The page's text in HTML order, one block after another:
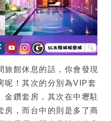
旅館休息的話，你會發現
呢！其次的分別為VIP套
金鑽套房，其次在中壢駐
房，而台中的則是多了商